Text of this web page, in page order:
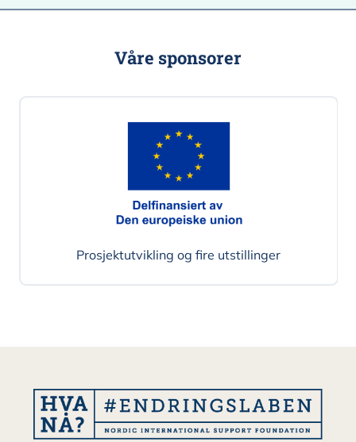
Våre sponsorer
Prosjektutvikling og fire utstillinger